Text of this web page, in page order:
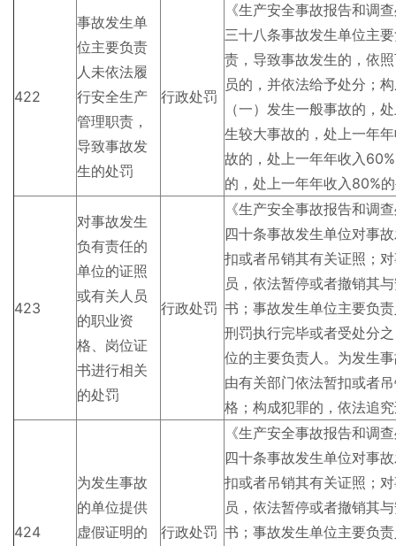
422
事故发生单
位主要负责
人未依法履
行安全生产
管理职责，
导致事故发
生的处罚
行政处罚
《生产安全事故报告和调
三十八条事故发生单位主
责，导致事故发生的，依
员的，并依法给予处分；
（一）发生一般事故的，
生较大事故的，处上一年
故的，处上一年年收入
的，处上一年年收入80%
423
对事故发生
负有责任的
单位的证照
或有关人员
的职业资
格、岗位证
书进行相关
的处罚
行政处罚
《生产安全事故报告和调
四十条事故发生单位对事
扣或者吊销其有关证照；
员，依法暂停或者撤销其
书；事故发生单位主要负
刑罚执行完毕或者受处分
位的主要负责人。为发生
由有关部门依法暂扣或者
格；构成犯罪的，依法追
424
为发生事故
的单位提供
虚假证明的
行政处罚
《生产安全事故报告和调
四十条事故发生单位对事
扣或者吊销其有关证照；
员，依法暂停或者撤销其
书；事故发生单位主要负